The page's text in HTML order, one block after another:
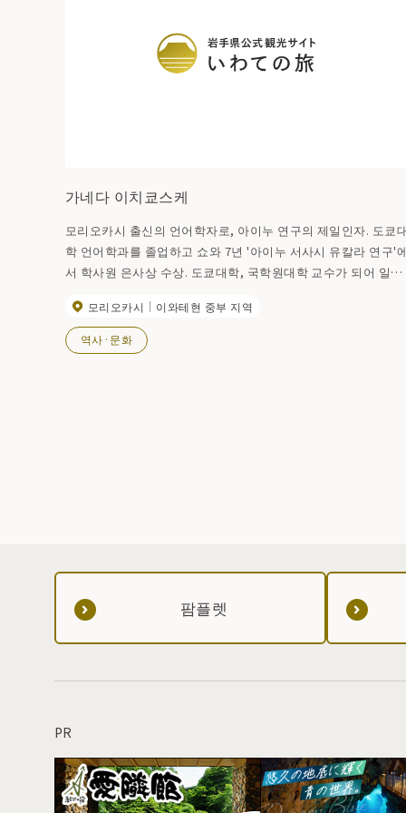
가네다 이치쿄스케
모리오카시 출신의 언어학자로, 아이누 연구의 제일인자. 도쿄
학 언어학과를 졸업하고 쇼와 7년 '아이누 서사시 유칼라 연구'
서 학사원 은사상 수상. 도쿄대학, 국학원대학 교수가 되어 일본
훈장을 수장. 시인 이시카와 케이키는 모리오카 중학교 시절부
의 친구로, 잘 귀찮은 것을 보고 있었다고 한다.
모리오카시 이와테현 중부 지역
역사·문화
팜플렛
PR